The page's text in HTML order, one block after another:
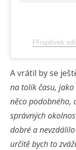
Příspěvek
A vrátil by se
na tolik času,
něco podobného,
správných
dobré a
určitě bych to